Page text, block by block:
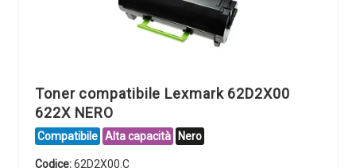
Toner compatibile Lexmark 62D2X00
622X NERO
Compatibile Alta capacità Nero
Codice:62D2X00.C